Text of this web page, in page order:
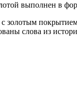
выполнен в
покрытием
слова из